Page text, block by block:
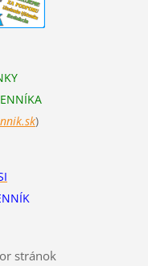
)
stránok